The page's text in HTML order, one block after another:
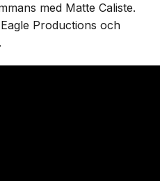
med Matte Caliste.
Productions och